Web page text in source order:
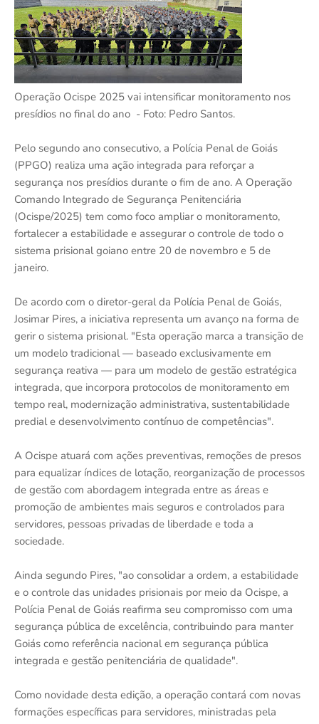
Operação Ocispe 2025 vai intensificar monitoramento nos
presídios no final do ano - Foto: Pedro Santos.
Pelo segundo ano consecutivo, a Polícia Penal de Goiás
(PPGO) realiza uma ação integrada para reforçar a
segurança nos presídios durante o fim de ano. A Operação
Comando Integrado de Segurança Penitenciária
(Ocispe/2025) tem como foco ampliar o monitoramento,
fortalecer a estabilidade e assegurar o controle de todo o
sistema prisional goiano entre 20 de novembro e 5 de
janeiro.
De acordo com o diretor-geral da Polícia Penal de Goiás,
Josimar Pires, a iniciativa representa um avanço na forma de
gerir o sistema prisional. "Esta operação marca a transição de
um modelo tradicional — baseado exclusivamente em
segurança reativa — para um modelo de gestão estratégica
integrada, que incorpora protocolos de monitoramento em
tempo real, modernização administrativa, sustentabilidade
predial e desenvolvimento contínuo de competências".
A Ocispe atuará com ações preventivas, remoções de presos
para equalizar índices de lotação, reorganização de processos
de gestão com abordagem integrada entre as áreas e
promoção de ambientes mais seguros e controlados para
servidores, pessoas privadas de liberdade e toda a
sociedade.
Ainda segundo Pires, "ao consolidar a ordem, a estabilidade
e o controle das unidades prisionais por meio da Ocispe, a
Polícia Penal de Goiás reafirma seu compromisso com uma
segurança pública de excelência, contribuindo para manter
Goiás como referência nacional em segurança pública
integrada e gestão penitenciária de qualidade".
Como novidade desta edição, a operação contará com novas
formações específicas para servidores, ministradas pela